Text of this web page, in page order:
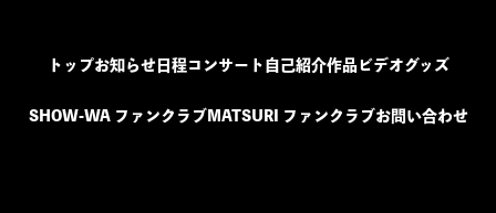
トップお知らせ日程コンサート 自己紹介作品ビデオグッズ
SHOW-WA ファンクラブMATSURI ファンクラブお問い合わせ